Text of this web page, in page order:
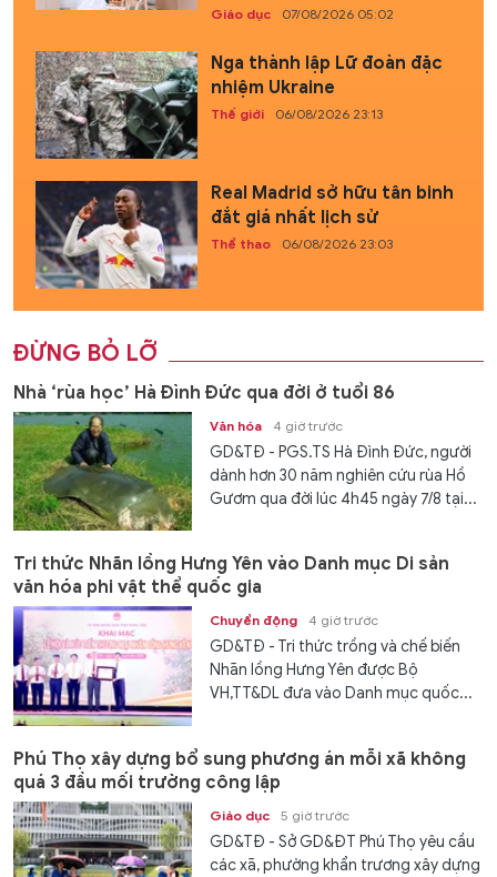
Giáo dục 07/08/2026 05:02
Nga thành lập Lữ đoàn đặc
nhiệm Ukraine
Thế giới 06/08/2026 23:13
Real Madrid sở hữu tân binh
đắt giá nhất lịch sử
Thể thao 06/08/2026 23:03
ĐỪNG BỎ LỠ
Nhà ‘rùa học’ Hà Đình Đức qua đời ở tuổi 86
Văn hóa 4 giờ trước
GD&TĐ - PGS.TS Hà Đình Đức, người
dành hơn 30 năm nghiên cứu rùa Hồ
Gươm qua đời lúc 4h45 ngày 7/8 tại...
Tri thức Nhãn lồng Hưng Yên vào Danh mục Di sản
văn hóa phi vật thể quốc gia
Chuyển động 4 giờ trước
GD&TĐ - Tri thức trồng và chế biến
Nhãn lồng Hưng Yên được Bộ
VH,TT&DL đưa vào Danh mục quốc...
Phú Thọ xây dựng bổ sung phương án mỗi xã không
quá 3 đầu mối trường công lập
Giáo dục 5 giờ trước
GD&TĐ - Sở GD&ĐT Phú Thọ yêu cầu
các xã, phường khẩn trương xây dựng